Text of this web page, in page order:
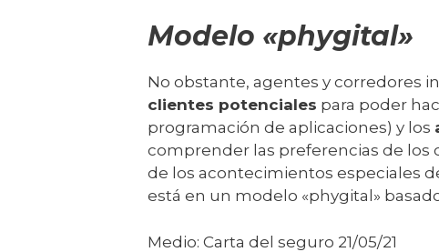
Modelo «phygital»
No obstante, agentes y corredores
clientes potenciales para poder
programación de aplicaciones) y los
comprender las preferencias de los
de los acontecimientos especiales
está en un modelo «phygital»
Medio: Carta del seguro 21/05/21